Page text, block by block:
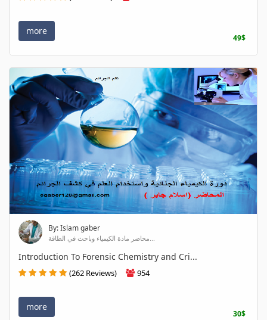
more
49$
By: Islam gaber
محاضر مادة الكيمياء وباحث في الطاقة...
Introduction To Forensic Chemistry and Cri...
(262 Reviews) 954
more
30$